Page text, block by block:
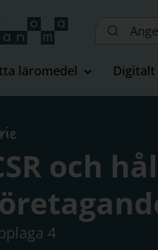
Sök
läromedel Digitalt
och
4